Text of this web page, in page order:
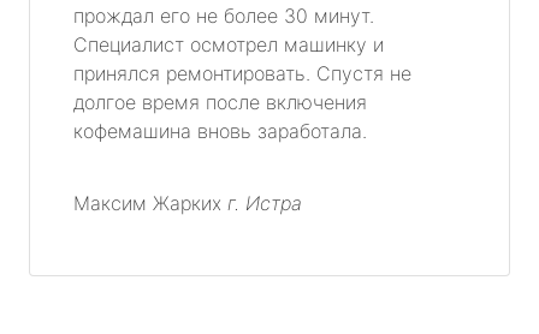
прождал его не более 30 минут.
Специалист осмотрел машинку и
принялся ремонтировать. Спустя не
долгое время после включения
кофемашина вновь заработала.
Максим Жарких г. Истра